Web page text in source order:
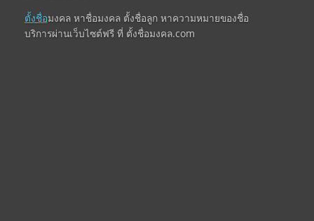
ตั้งชื่อมงคล หาชื่อมงคล ตั้งชื่อลูก หาความหมายของชื่อ
บริการผ่านเว็บไซต์ฟรี ที่ ตั้งชื่อมงคล.com